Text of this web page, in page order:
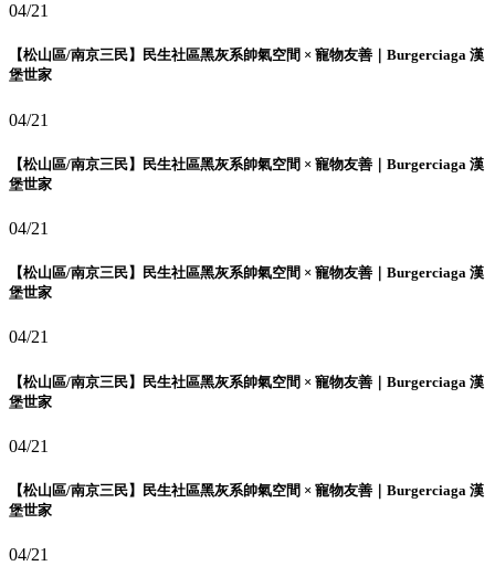
04/21
【松山區/南京三民】民生社區黑灰系帥氣空間 × 寵物友善｜Burgerciaga 漢
堡世家
04/21
【松山區/南京三民】民生社區黑灰系帥氣空間 × 寵物友善｜Burgerciaga 漢
堡世家
04/21
【松山區/南京三民】民生社區黑灰系帥氣空間 × 寵物友善｜Burgerciaga 漢
堡世家
04/21
【松山區/南京三民】民生社區黑灰系帥氣空間 × 寵物友善｜Burgerciaga 漢
堡世家
04/21
【松山區/南京三民】民生社區黑灰系帥氣空間 × 寵物友善｜Burgerciaga 漢
堡世家
04/21